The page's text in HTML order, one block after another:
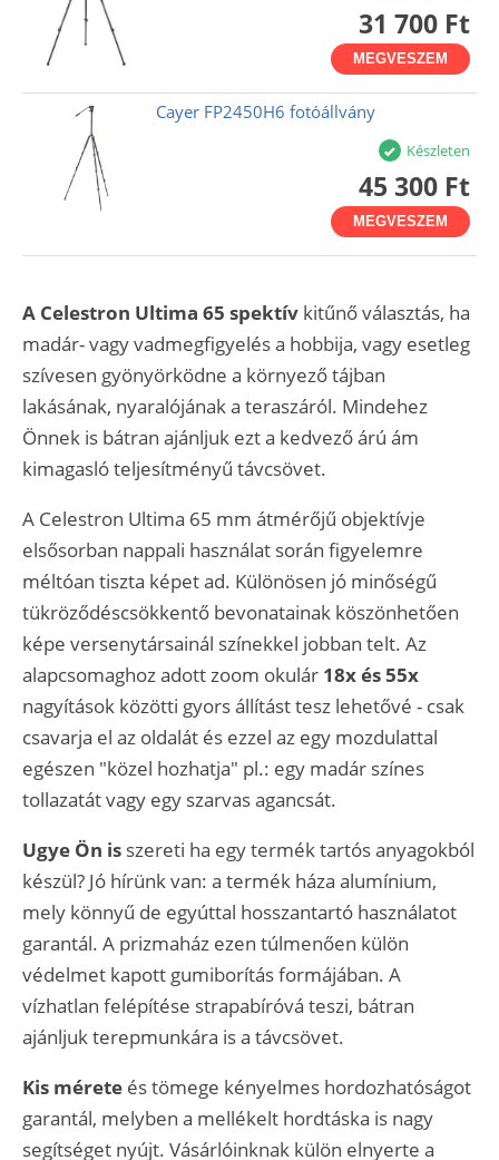
31 700 Ft
MEGVESZEM
Cayer FP2450H6 fotóállvány
Készleten
45 300 Ft
MEGVESZEM
A Celestron Ultima 65 spektív kitűnő választás, ha
madár- vagy vadmegfigyelés a hobbija, vagy esetleg
szívesen gyönyörködne a környező tájban
lakásának, nyaralójának a teraszáról. Mindehez
Önnek is bátran ajánljuk ezt a kedvező árú ám
kimagasló teljesítményű távcsövet.
A Celestron Ultima 65 mm átmérőjű objektívje
elsősorban nappali használat során figyelemre
méltóan tiszta képet ad. Különösen jó minőségű
tükröződéscsökkentő bevonatainak köszönhetően
képe versenytársainál színekkel jobban telt. Az
alapcsomaghoz adott zoom okulár 18x és 55x
nagyítások közötti gyors állítást tesz lehetővé - csak
csavarja el az oldalát és ezzel az egy mozdulattal
egészen "közel hozhatja" pl.: egy madár színes
tollazatát vagy egy szarvas agancsát.
Ugye Ön is szereti ha egy termék tartós anyagokból
készül? Jó hírünk van: a termék háza alumínium,
mely könnyű de egyúttal hosszantartó használatot
garantál. A prizmaház ezen túlmenően külön
védelmet kapott gumiborítás formájában. A
vízhatlan felépítése strapabíróvá teszi, bátran
ajánljuk terepmunkára is a távcsövet.
Kis mérete és tömege kényelmes hordozhatóságot
garantál, melyben a mellékelt hordtáska is nagy
segítséget nyújt. Vásárlóinknak külön elnyerte a